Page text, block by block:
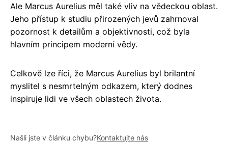
Ale Marcus Aurelius měl také vliv na vědeckou oblast.
Jeho přístup k studiu přirozených jevů zahrnoval
pozornost k detailům a objektivnosti, což byla
hlavním principem moderní vědy.
Celkově lze říci, že Marcus Aurelius byl brilantní
myslitel s nesmrtelným odkazem, který dodnes
inspiruje lidi ve všech oblastech života.
Našli jste v článku chybu?Kontaktujte nás